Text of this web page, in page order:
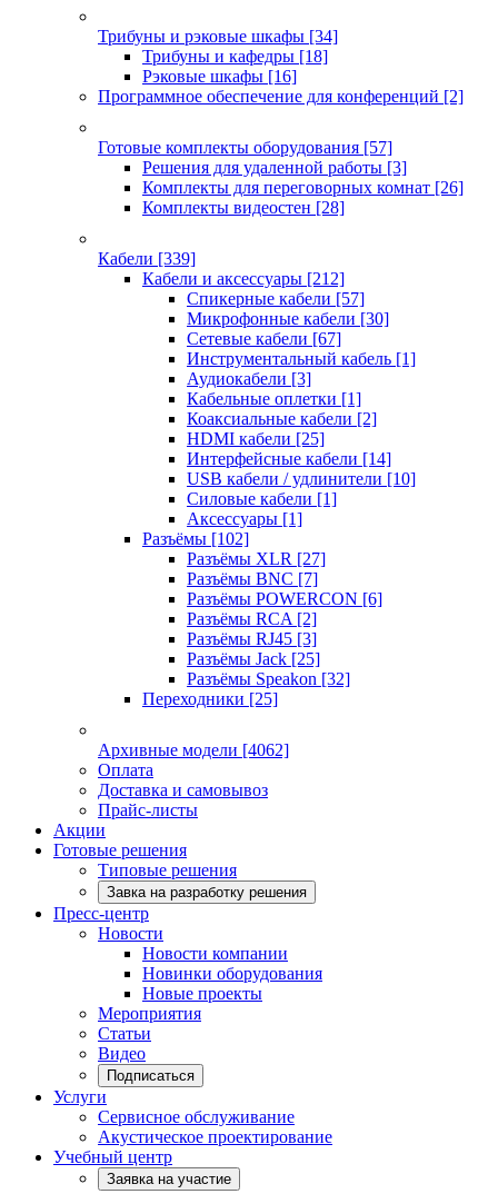
Трибуны и рэковые шкафы [34]
Трибуны и кафедры [18]
Рэковые шкафы [16]
Программное обеспечение для конференций [2]
Готовые комплекты оборудования [57]
Решения для удаленной работы [3]
Комплекты для переговорных комнат [26]
Комплекты видеостен [28]
Кабели [339]
Кабели и аксессуары [212]
Спикерные кабели [57]
Микрофонные кабели [30]
Сетевые кабели [67]
Инструментальный кабель [1]
Аудиокабели [3]
Кабельные оплетки [1]
Коаксиальные кабели [2]
HDMI кабели [25]
Интерфейсные кабели [14]
USB кабели / удлинители [10]
Силовые кабели [1]
Аксессуары [1]
Разъёмы [102]
Разъёмы XLR [27]
Разъёмы BNC [7]
Разъёмы POWERCON [6]
Разъёмы RCA [2]
Разъёмы RJ45 [3]
Разъёмы Jack [25]
Разъёмы Speakon [32]
Переходники [25]
Архивные модели [4062]
Оплата
Доставка и самовывоз
Прайс-листы
Акции
Готовые решения
Типовые решения
Завка на разработку решения
Пресс-центр
Новости
Новости компании
Новинки оборудования
Новые проекты
Мероприятия
Статьи
Видео
Подписаться
Услуги
Сервисное обслуживание
Акустическое проектирование
Учебный центр
Заявка на участие